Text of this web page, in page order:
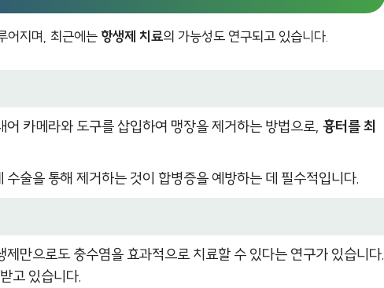
어지며, 최근에는 항생제 치료의 가능성도 연구되고 있습니다.
어 카메라와 도구를 삽입하여 맹장을 제거하는 방법으로, 흉터를 최
수술을 통해 제거하는 것이 합병증을 예방하는 데 필수적입니다.
제만으로도 충수염을 효과적으로 치료할 수 있다는 연구가 있습니다.
고 있습니다.